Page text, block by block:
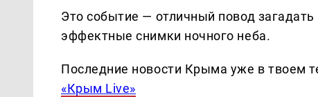
Это событие — отличный повод
эффектные снимки ночного неба.
Последние новости Крыма уже в твоем
«Крым Live»